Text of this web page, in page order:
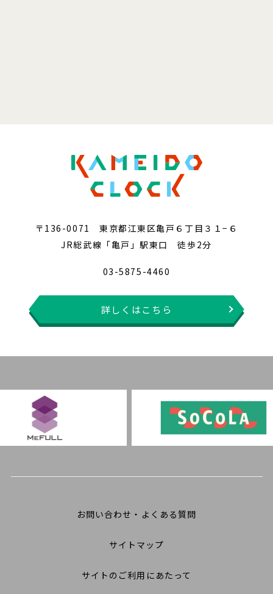
〒136-0071 東京都江東区亀戸６丁目３１−６
JR総武線「亀戸」駅東口 徒歩2分
03-5875-4460
詳しくはこちら
お問い合わせ・よくある質問
サイトマップ
サイトのご利用にあたって